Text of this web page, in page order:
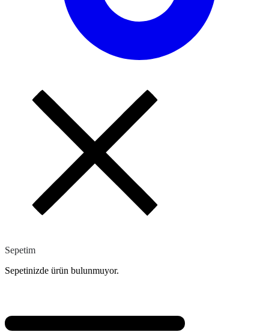
Sepetim
Sepetinizde ürün bulunmuyor.